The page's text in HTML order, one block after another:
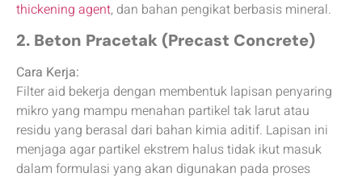
thickening agent, dan bahan pengikat berbasis mineral.
2. Beton Pracetak (Precast Concrete)
Cara Kerja:
Filter aid bekerja dengan membentuk lapisan penyaring
mikro yang mampu menahan partikel tak larut atau
residu yang berasal dari bahan kimia aditif. Lapisan ini
menjaga agar partikel ekstrem halus tidak ikut masuk
dalam formulasi yang akan digunakan pada proses